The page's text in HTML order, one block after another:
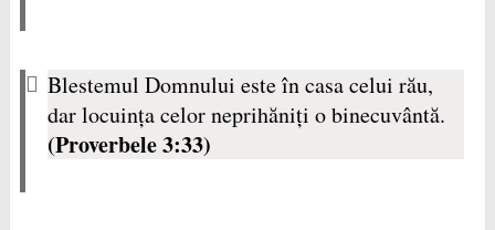
Blestemul Domnului este în casa celui rău,
dar locuinţa celor neprihăniţi o binecuvântă.
(Proverbele 3:33)